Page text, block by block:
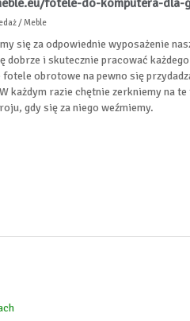
fotele-do-komputera-dla-
/ Meble
się za odpowiednie wyposażenie
dobrze i skutecznie pracować
obrotowe na pewno się
każdym razie chętnie zerkniemy na
gdy się za niego weźmiemy.